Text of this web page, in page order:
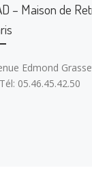
– Maison de
Edmond
05.46.45.42.50